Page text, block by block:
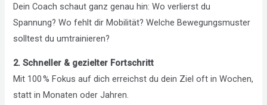
Dein Coach schaut ganz genau hin: Wo verlierst du
Spannung? Wo fehlt dir Mobilität? Welche Bewegungsmuster
solltest du umtrainieren?
2. Schneller & gezielter Fortschritt
Mit 100 % Fokus auf dich erreichst du dein Ziel oft in Wochen,
statt in Monaten oder Jahren.